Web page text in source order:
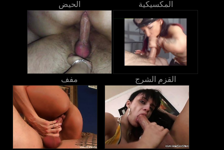
الحيض المكسيكية
مفف القزم الشرج